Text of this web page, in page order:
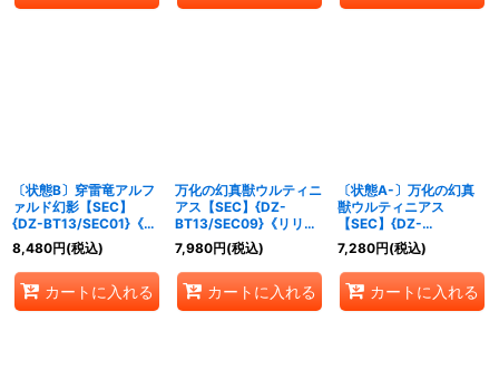
〔状態B〕穿雷竜アルフ
ァルド幻影【SEC】
{DZ-BT13/SEC01}《ド
ラゴンエンパイア》
8,480円(税込)
カートに入れる
万化の幻真獣ウルティニ
アス【SEC】{DZ-
BT13/SEC09}《リリカ
ルモナステリオ》
7,980円(税込)
カートに入れる
〔状態A-〕万化の幻真
獣ウルティニアス
【SEC】{DZ-
BT13/SEC09}《リリカ
ルモナステリオ》
7,280円(税込)
カートに入れる